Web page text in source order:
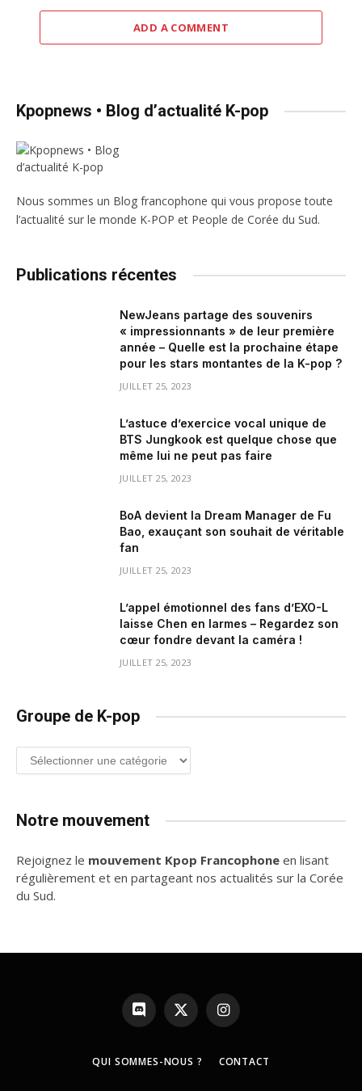
ADD A COMMENT
Kpopnews • Blog d’actualité K-pop
Nous sommes un Blog francophone qui vous propose toute
l’actualité sur le monde K-POP et People de Corée du Sud.
Publications récentes
NewJeans partage des souvenirs
« impressionnants » de leur première
année – Quelle est la prochaine étape
pour les stars montantes de la K-pop ?
JUILLET 25, 2023
L’astuce d’exercice vocal unique de
BTS Jungkook est quelque chose que
même lui ne peut pas faire
JUILLET 25, 2023
BoA devient la Dream Manager de Fu
Bao, exauçant son souhait de véritable
fan
JUILLET 25, 2023
L’appel émotionnel des fans d’EXO-L
laisse Chen en larmes – Regardez son
cœur fondre devant la caméra !
JUILLET 25, 2023
Groupe de K-pop
Groupe
de
Notre mouvement
Rejoignez le mouvement Kpop Francophone en lisant
régulièrement et en partageant nos actualités sur la Corée
du Sud.
Discord X
(Twitter)
Instagram
QUI SOMMES-NOUS ? CONTACT